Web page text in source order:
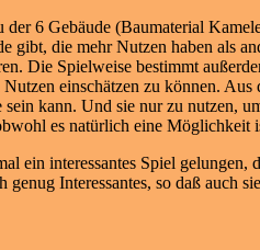
6 Gebäude (Baumaterial
gibt, die mehr Nutzen haben als
Die Spielweise bestimmt
einschätzen zu können.
kann. Und sie nur zu nutzen,
es natürlich eine Möglichkeit
ein interessantes Spiel
Interessantes, so daß auch